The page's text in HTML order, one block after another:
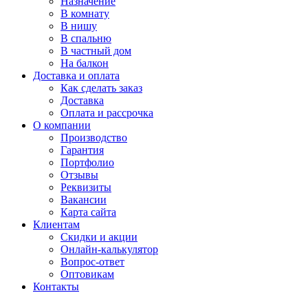
В комнату
В нишу
В спальню
В частный дом
На балкон
Доставка и оплата
Как сделать заказ
Доставка
Оплата и рассрочка
О компании
Производство
Гарантия
Портфолио
Отзывы
Реквизиты
Вакансии
Карта сайта
Клиентам
Скидки и акции
Онлайн-калькулятор
Вопрос-ответ
Оптовикам
Контакты